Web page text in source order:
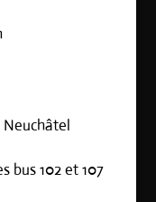
bus 102 et 107